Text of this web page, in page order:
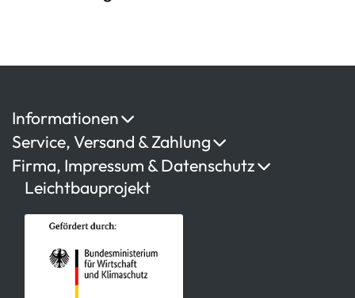
Informationen
Service, Versand & Zahlung
Firma, Impressum & Datenschutz
Leichtbauprojekt